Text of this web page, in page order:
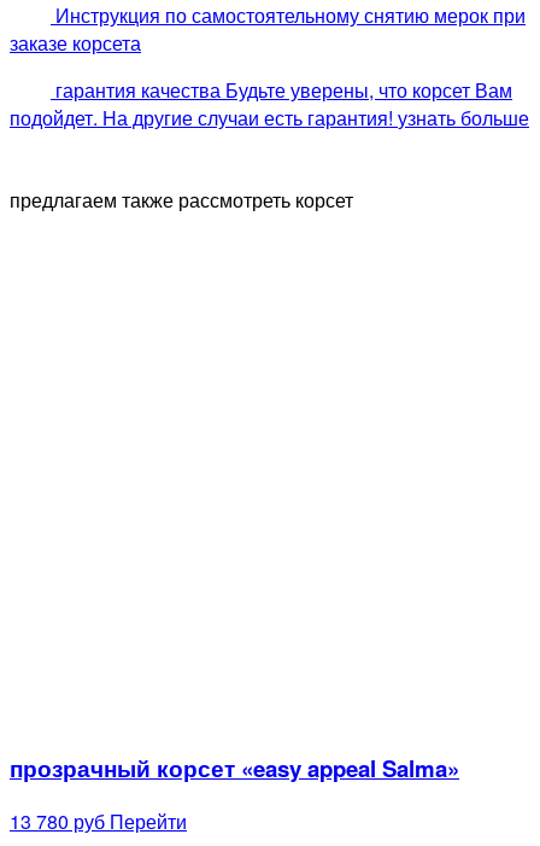
Инструкция по самостоятельному снятию мерок при
заказе корсета
гарантия качества Будьте уверены, что корсет Вам
подойдет. На другие случаи есть гарантия! узнать больше
предлагаем также рассмотреть корсет
прозрачный корсет «easy appeal Salma»
13 780 руб Перейти